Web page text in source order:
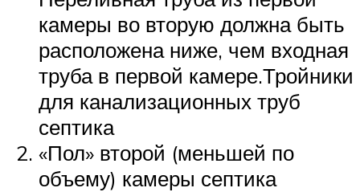
камеры во вторую должна быть
расположена ниже, чем входная
труба в первой камере.Тройники
для канализационных труб
септика
«Пол» второй (меньшей по
объему) камеры септика